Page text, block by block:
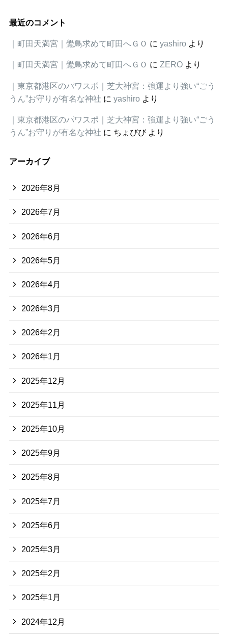
最近のコメント
｜町田天満宮｜鷽鳥求めて町田へＧＯ に yashiroより
｜町田天満宮｜鷽鳥求めて町田へＧＯ に ZEROより
｜東京都港区のパワスポ｜芝大神宮：強運より強い“ごう
うん”お守りが有名な神社 に yashiroより
｜東京都港区のパワスポ｜芝大神宮：強運より強い“ごう
うん”お守りが有名な神社 に ちょびびより
アーカイブ
2026年8月
2026年7月
2026年6月
2026年5月
2026年4月
2026年3月
2026年2月
2026年1月
2025年12月
2025年11月
2025年10月
2025年9月
2025年8月
2025年7月
2025年6月
2025年3月
2025年2月
2025年1月
2024年12月